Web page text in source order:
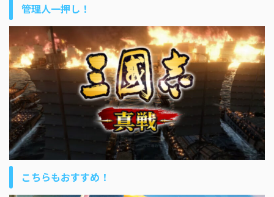
管理人一押し！
こちらもおすすめ！